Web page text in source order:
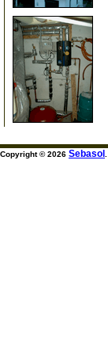
Copyright © 2026 Sebasol